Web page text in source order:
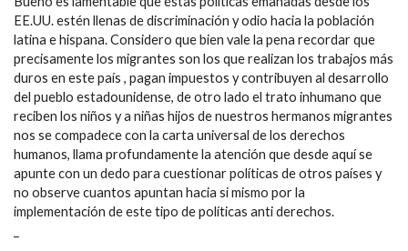
EE.UU. estén llenas de discriminación y odio hacia la población
latina e hispana. Considero que bien vale la pena recordar que
precisamente los migrantes son los que realizan los trabajos más
duros en este país , pagan impuestos y contribuyen al desarrollo
del pueblo estadounidense, de otro lado el trato inhumano que
reciben los niños y a niñas hijos de nuestros hermanos migrantes
nos se compadece con la carta universal de los derechos
humanos, llama profundamente la atención que desde aquí se
apunte con un dedo para cuestionar políticas de otros países y
no observe cuantos apuntan hacia si mismo por la
implementación de este tipo de políticas anti derechos.